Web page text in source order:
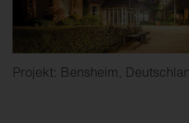
Projekt: Bensheim,